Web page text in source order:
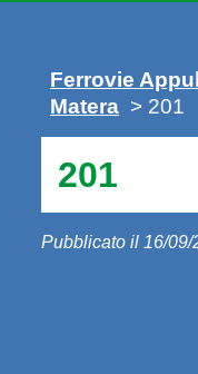
Ferrovie
Matera > 201
201
Pubblicato il 16/09/